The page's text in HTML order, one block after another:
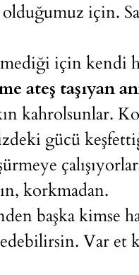
için.
için kendi
ateş taşıyan
kahrolsunlar.
gücü
korkmadan.
başka kimse
edebilirsin. Var